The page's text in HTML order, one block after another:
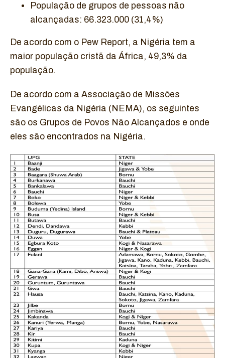
População de grupos de pessoas não
alcançadas: 66.323.000 (31,4%)
De acordo com o Pew Report, a Nigéria tem a
maior população cristã da África, 49,3% da
população.
De acordo com a Associação de Missões
Evangélicas da Nigéria (NEMA), os seguintes
são os Grupos de Povos Não Alcançados e onde
eles são encontrados na Nigéria.